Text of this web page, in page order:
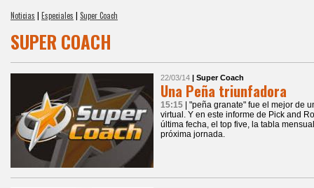
Noticias | Especiales | Super Coach
SUPER COACH
22/03/14 | Super Coach
Una Peña triunfadora
15:15
| "peña granate" fue el mejor de
virtual. Y en este informe de Pick and
última fecha, el top five, la tabla
próxima jornada.